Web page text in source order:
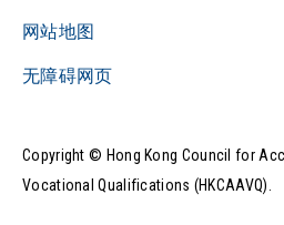
网站地图
无障碍网页
Copyright © Hong Kong Council for
Vocational Qualifications (HKCAAVQ).